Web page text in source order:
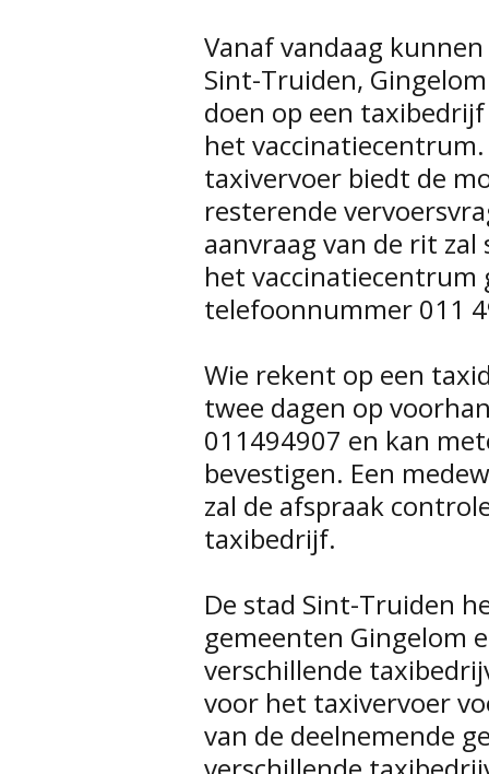
Vanaf vandaag
Sint-Truiden,
doen op een
het
taxivervoer biedt de
resterende
aanvraag van de rit
het vaccinatiecentrum
telefoonnummer 011
Wie rekent op een
twee dagen op
011494907 en kan
bevestigen. Een
zal de afspraak
taxibedrijf.
De stad Sint-Truiden
gemeenten Gingelom
verschillende
voor het taxivervoer
van de deelnemende